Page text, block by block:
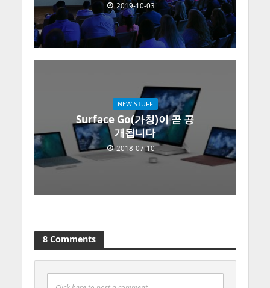
2019-10-03
NEW STUFF
Surface Go(가칭)이 곧 공
개됩니다
2018-07-10
8 Comments